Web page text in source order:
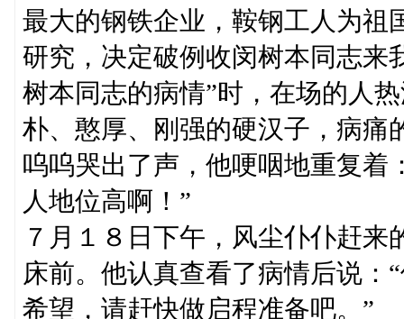
最大的钢铁企业，鞍钢工人为祖
研究，决定破例收闵树本同志来
树本同志的病情”时，在场的人
朴、憨厚、刚强的硬汉子，病痛
呜呜哭出了声，他哽咽地重复着
人地位高啊！”
７月１８日下午，风尘仆仆赶
床前。他认真查看了病情后说：
希望，请赶快做启程准备吧。”